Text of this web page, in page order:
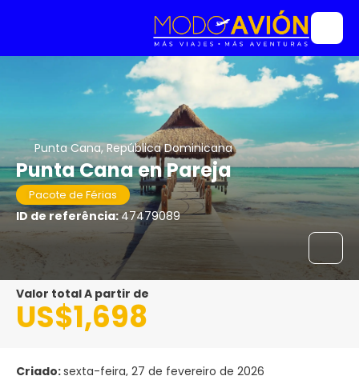
Punta Cana, República Dominicana
Punta Cana en Pareja
Pacote de Férias
ID de referência:47479089
Valor total A partir de
US$1,698
Criado:sexta-feira, 27 de fevereiro de 2026